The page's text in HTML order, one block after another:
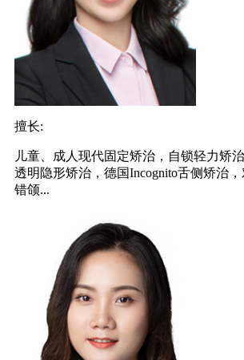
擅长:
儿童、成人现代固定矫治，自锁轻力矫
透明隐形矫治，德国Incognito舌侧矫治
错颌...